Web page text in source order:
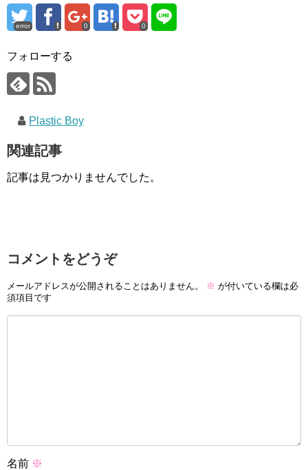
error 0 0
フォローする
Plastic Boy
関連記事
記事は見つかりませんでした。
コメントをどうぞ
メールアドレスが公開されることはありません。 ※ が付いている欄は必
須項目です
名前 ※